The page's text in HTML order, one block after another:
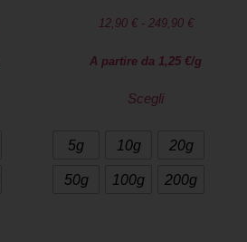
12,90 € - 249,90 €
A partire da 1,25 €/g
Scegli
5g 10g 20g
50g 100g 200g